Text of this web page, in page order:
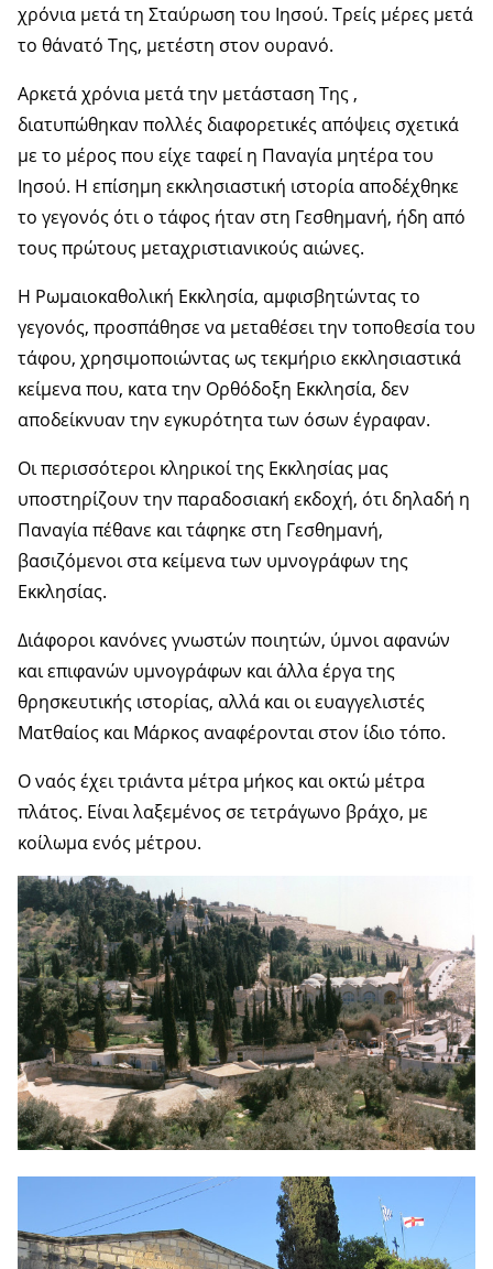
χρόνια μετά τη Σταύρωση του Ιησού. Τρείς μέρες μετά
το θάνατό Της, μετέστη στον ουρανό.
Αρκετά χρόνια μετά την μετάσταση Της ,
διατυπώθηκαν πολλές διαφορετικές απόψεις σχετικά
με το μέρος που είχε ταφεί η Παναγία μητέρα του
Ιησού. Η επίσημη εκκλησιαστική ιστορία αποδέχθηκε
το γεγονός ότι ο τάφος ήταν στη Γεσθημανή, ήδη από
τους πρώτους μεταχριστιανικούς αιώνες.
Η Ρωμαιοκαθολική Εκκλησία, αμφισβητώντας το
γεγονός, προσπάθησε να μεταθέσει την τοποθεσία του
τάφου, χρησιμοποιώντας ως τεκμήριο εκκλησιαστικά
κείμενα που, κατα την Ορθόδοξη Εκκλησία, δεν
αποδείκνυαν την εγκυρότητα των όσων έγραφαν.
Οι περισσότεροι κληρικοί της Εκκλησίας μας
υποστηρίζουν την παραδοσιακή εκδοχή, ότι δηλαδή η
Παναγία πέθανε και τάφηκε στη Γεσθημανή,
βασιζόμενοι στα κείμενα των υμνογράφων της
Εκκλησίας.
Διάφοροι κανόνες γνωστών ποιητών, ύμνοι αφανών
και επιφανών υμνογράφων και άλλα έργα της
θρησκευτικής ιστορίας, αλλά και οι ευαγγελιστές
Ματθαίος και Μάρκος αναφέρονται στον ίδιο τόπο.
Ο ναός έχει τριάντα μέτρα μήκος και οκτώ μέτρα
πλάτος. Είναι λαξεμένος σε τετράγωνο βράχο, με
κοίλωμα ενός μέτρου.